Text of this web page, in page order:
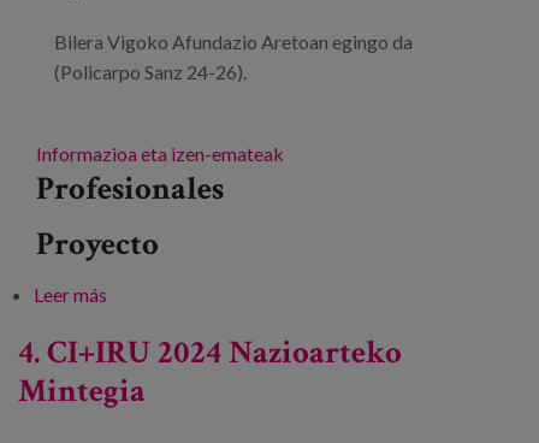
Bilera Vigoko Afundazio Aretoan egingo da
(Policarpo Sanz 24-26).
Informazioa eta izen-emateak
Profesionales
Proyecto
Leer más
4. CI+IRU 2024 Nazioarteko
Mintegia